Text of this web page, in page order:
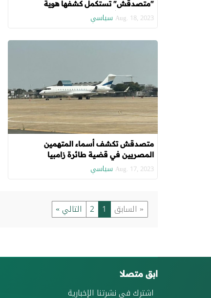
"متصدقش" تستكمل كشفها هوية
المتورطين في "طائرة زامبيا" (الجزء الثاني)
Aug. 18, 2023 سياسي
متصدقش تكشف أسماء المتهمين
المصريين في قضية طائرة زامبيا
Aug. 17, 2023 سياسي
« السابق 1
2 التالي »
ابق متصلا